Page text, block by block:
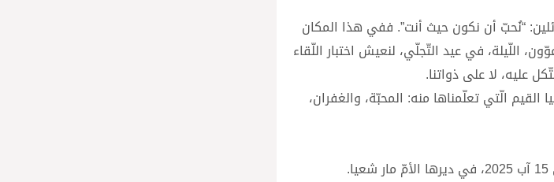
“نُحبّ أن نكون حيث أنت”. ففي هذا المكان
اللّيلة، في عيد التّجلّي، لنعيش اختبار اللّقاء
عليه، لا على ذواتنا.
الّتي تعلّمناها منه: المحبّة، والغفران،